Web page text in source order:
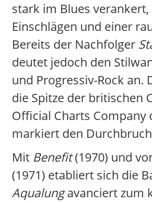
stark im Blues
Einschlägen und einer
Bereits der Nachfolger
deutet jedoch den
und Progressiv-Rock an.
die Spitze der britischen
Official Charts
markiert den
Mit Benefit(1970) und
(1971) etabliert sich die
Aqualungavanciert zum